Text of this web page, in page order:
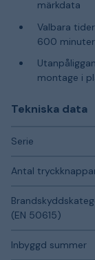
märkdata
Valbara
600 minuter
montage i
Tekniska data
Serie
Antal
(EN 50615)
Inbyggd summer